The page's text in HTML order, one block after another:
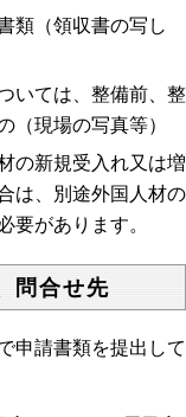
類（領収書の写し
いては、整備前、整
（現場の写真等）
の新規受入れ又は増
は、別途外国人材の
要があります。
問合せ先
申請書類を提出して